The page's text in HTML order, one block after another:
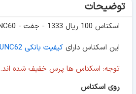
توضیحات
اسکناس 100 ریال 1333 - جفت - UNC60 - محمد رضا شاه
این اسکناس دارای کیفیت بانکی UNC62
توجه: اسکناس ها پرس خفیف شده اند.
روی اسکناس